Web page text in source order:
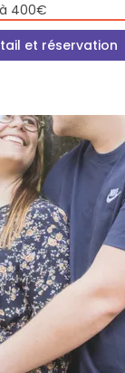
400€
et réservation